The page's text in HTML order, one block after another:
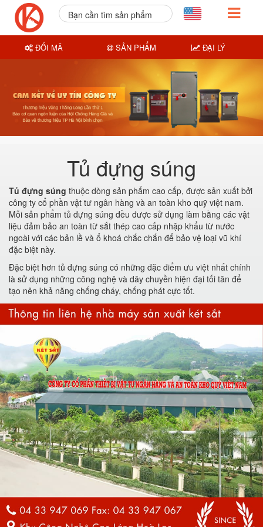
Tủ đựng súng
Tủ đựng súng thuộc dòng sản phẩm cao cấp, được sản xuất bởi
công ty cổ phần vật tư ngân hàng và an toàn kho quỹ việt nam.
Mỗi sản phẩm tủ đựng súng đều được sử dụng làm bằng các vật
liệu đảm bảo an toàn từ sắt thép cao cấp nhập khẩu từ nước
ngoài với các bản lề và ổ khoá chắc chắn để bảo vệ loại vũ khí
đặc biệt này.
Đặc biệt hơn tủ đựng súng có những đặc điểm ưu việt nhất chính
là sử dụng những công nghệ và dây chuyền hiện đại tối tân để
tạo nên khả năng chống cháy, chống phát cực tốt.
Bạn cần tìm sản phẩm
ĐỔI MÃ SẢN PHẨM ĐẠI LÝ